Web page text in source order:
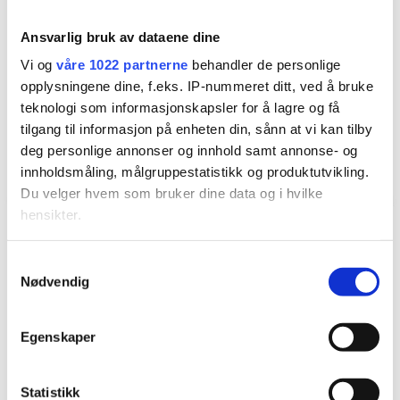
Ansvarlig bruk av dataene dine
Vi og våre 1022 partnerne behandler de personlige
opplysningene dine, f.eks. IP-nummeret ditt, ved å bruke
teknologi som informasjonskapsler for å lagre og få
tilgang til informasjon på enheten din, sånn at vi kan tilby
deg personlige annonser og innhold samt annonse- og
innholdsmåling, målgruppestatistikk og produktutvikling.
Du velger hvem som bruker dine data og i hvilke
hensikter.
Innhente informasjon om den geografiske
Identifisere enheten din ved å aktivt skanne den
Undermer info
kan du lese om hvordan dine personlige
Nødvendig
Egenskaper
Statistikk
Urban Hippies
Øredobber Venus
Øredobber Venus